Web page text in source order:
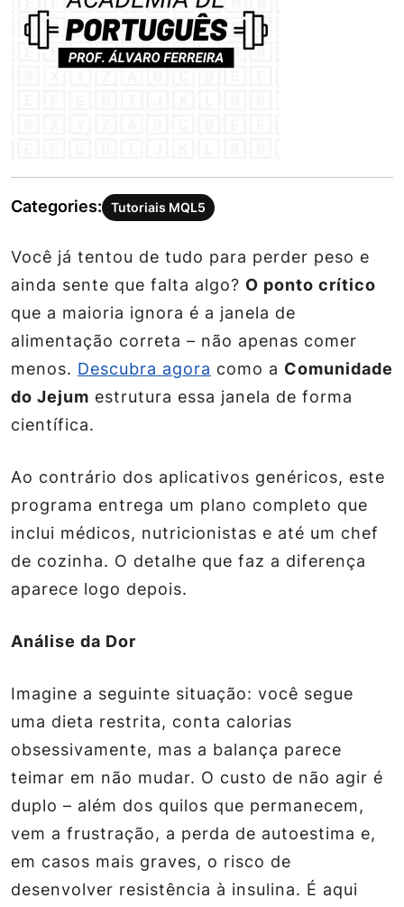
Categories: Tutoriais MQL5
Você já tentou de tudo para perder peso e
ainda sente que falta algo? O ponto crítico
que a maioria ignora é a janela de
alimentação correta – não apenas comer
menos. Descubra agora como a Comunidade
do Jejum estrutura essa janela de forma
científica.
Ao contrário dos aplicativos genéricos, este
programa entrega um plano completo que
inclui médicos, nutricionistas e até um chef
de cozinha. O detalhe que faz a diferença
aparece logo depois.
Análise da Dor
Imagine a seguinte situação: você segue
uma dieta restrita, conta calorias
obsessivamente, mas a balança parece
teimar em não mudar. O custo de não agir é
duplo – além dos quilos que permanecem,
vem a frustração, a perda de autoestima e,
em casos mais graves, o risco de
desenvolver resistência à insulina. É aqui